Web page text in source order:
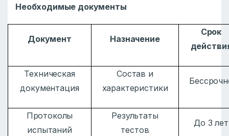
Необходимые документы
Документ Назначение
Срок
Техническая
документация
Состав и
характеристики
Протоколы
испытаний
Результаты
тестов
До 3 лет